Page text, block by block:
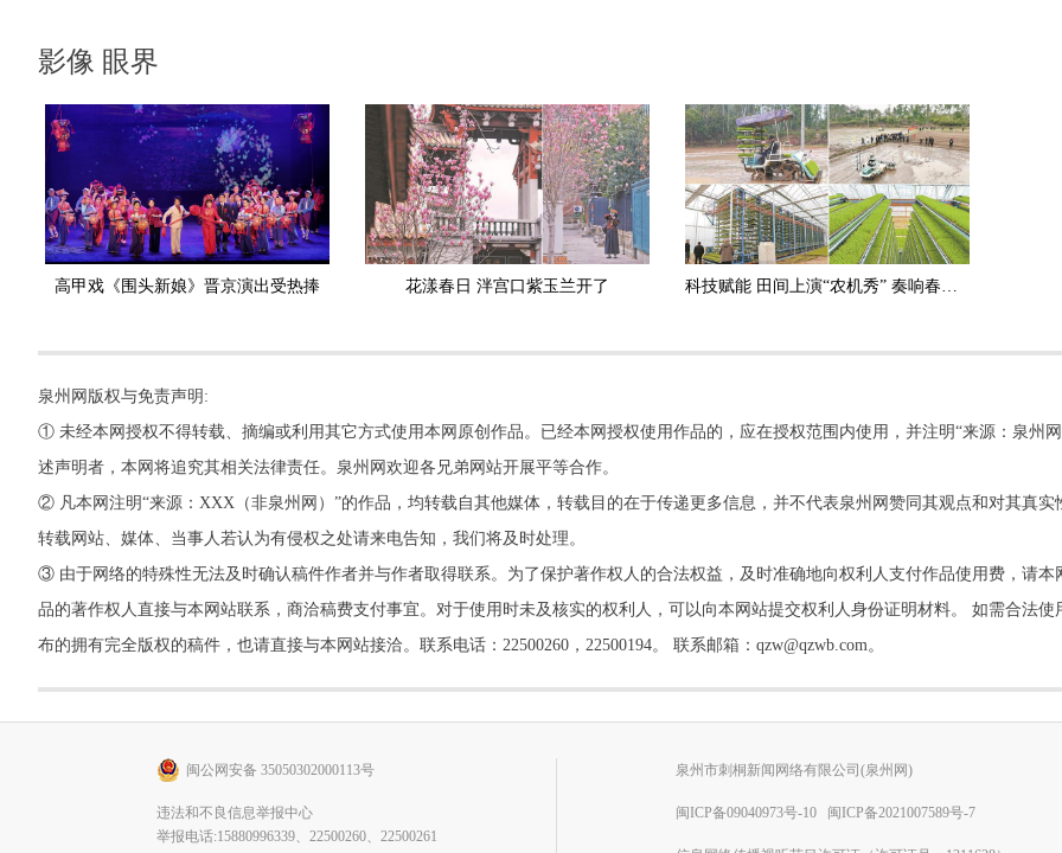
影像 眼界
高甲戏《围头新娘》晋京演出受热捧 花漾春日 泮宫口紫玉兰开了 科技赋能 田间上演“农机秀” 奏响春播“进行曲”
泉州网版权与免责声明:
① 未经本网授权不得转载、摘编或利用其它方式使用本网原创作品。已经本网授权使用作品的，应在授权范围内使用，并注明“来源：泉州
述声明者，本网将追究其相关法律责任。泉州网欢迎各兄弟网站开展平等合作。
② 凡本网注明“来源：XXX（非泉州网）”的作品，均转载自其他媒体，转载目的在于传递更多信息，并不代表泉州网赞同其观点和对其真实
转载网站、媒体、当事人若认为有侵权之处请来电告知，我们将及时处理。
③ 由于网络的特殊性无法及时确认稿件作者并与作者取得联系。为了保护著作权人的合法权益，及时准确地向权利人支付作品使用费，请本
品的著作权人直接与本网站联系，商洽稿费支付事宜。对于使用时未及核实的权利人，可以向本网站提交权利人身份证明材料。 如需合法使
布的拥有完全版权的稿件，也请直接与本网站接洽。联系电话：22500260，22500194。 联系邮箱：qzw@qzwb.com。
闽公网安备 35050302000113号
违法和不良信息举报中心
举报电话:15880996339、22500260、22500261
泉州市刺桐新闻网络有限公司(泉州网)
闽ICP备09040973号-10 闽ICP备2021007589号-7